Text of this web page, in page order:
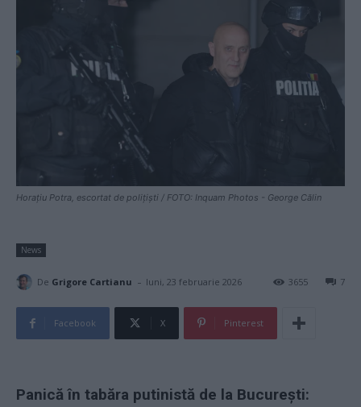
Horațiu Potra, escortat de polițiști / FOTO: Inquam Photos - George Călin
News
De Grigore Cartianu - luni, 23 februarie 2026 7
3655
Facebook X Pinterest
Panică în tabăra putinistă de la București: